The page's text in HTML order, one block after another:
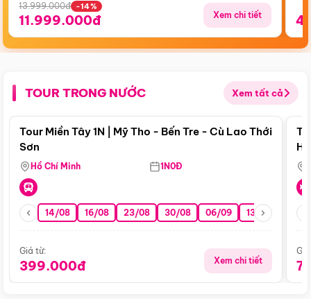
13.999.000đ -14%
11.999.000đ Xem chi tiết
TOUR TRONG NƯỚC Xem tất cả
Điểm nổi bật
Tour Miền Tây 1N | Mỹ Tho - Bến Tre - Cù Lao Thới
Sơn
Hồ Chí Minh 1N0Đ
14/08 16/08 23/08 30/08 06/09 13/09 20/09
Giá từ:
399.000đ Xem chi tiết